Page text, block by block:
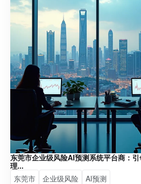
东莞市企业级风险AI预测系统平台商：
理...
东莞市
企业级风险 AI预测